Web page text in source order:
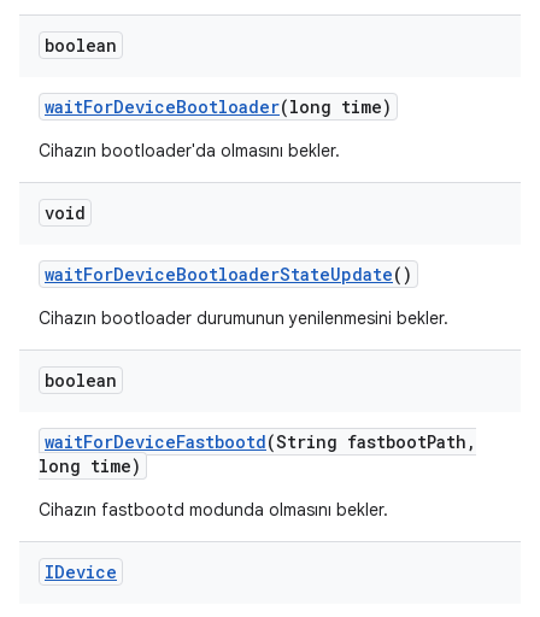
boolean
waitForDeviceBootloader(long time)
Cihazın bootloader'da olmasını bekler.
void
waitForDeviceBootloaderStateUpdate()
Cihazın bootloader durumunun yenilenmesini bekler.
boolean
waitForDeviceFastbootd(String fastbootPath ,
long time)
Cihazın fastbootd modunda olmasını bekler.
IDevice